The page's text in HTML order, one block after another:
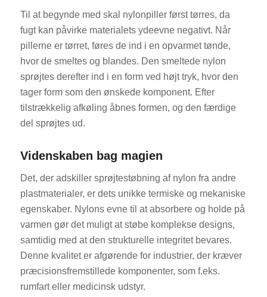
Til at begynde med skal nylonpiller først tørres, da
fugt kan påvirke materialets ydeevne negativt. Når
pillerne er tørret, føres de ind i en opvarmet tønde,
hvor de smeltes og blandes. Den smeltede nylon
sprøjtes derefter ind i en form ved højt tryk, hvor den
tager form som den ønskede komponent. Efter
tilstrækkelig afkøling åbnes formen, og den færdige
del sprøjtes ud.
Videnskaben bag magien
Det, der adskiller sprøjtestøbning af nylon fra andre
plastmaterialer, er dets unikke termiske og mekaniske
egenskaber. Nylons evne til at absorbere og holde på
varmen gør det muligt at støbe komplekse designs,
samtidig med at den strukturelle integritet bevares.
Denne kvalitet er afgørende for industrier, der kræver
præcisionsfremstillede komponenter, som f.eks.
rumfart eller medicinsk udstyr.